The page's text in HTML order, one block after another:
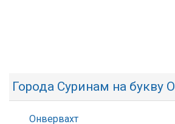
Города Суринам на букву О
Онвервахт